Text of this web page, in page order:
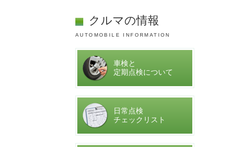
クルマの情報
AUTOMOBILE INFORMATION
車検と
定期点検について
日常点検
チェックリスト